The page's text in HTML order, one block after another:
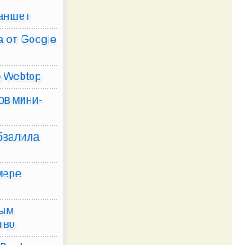
от Google
Webtop
мини-